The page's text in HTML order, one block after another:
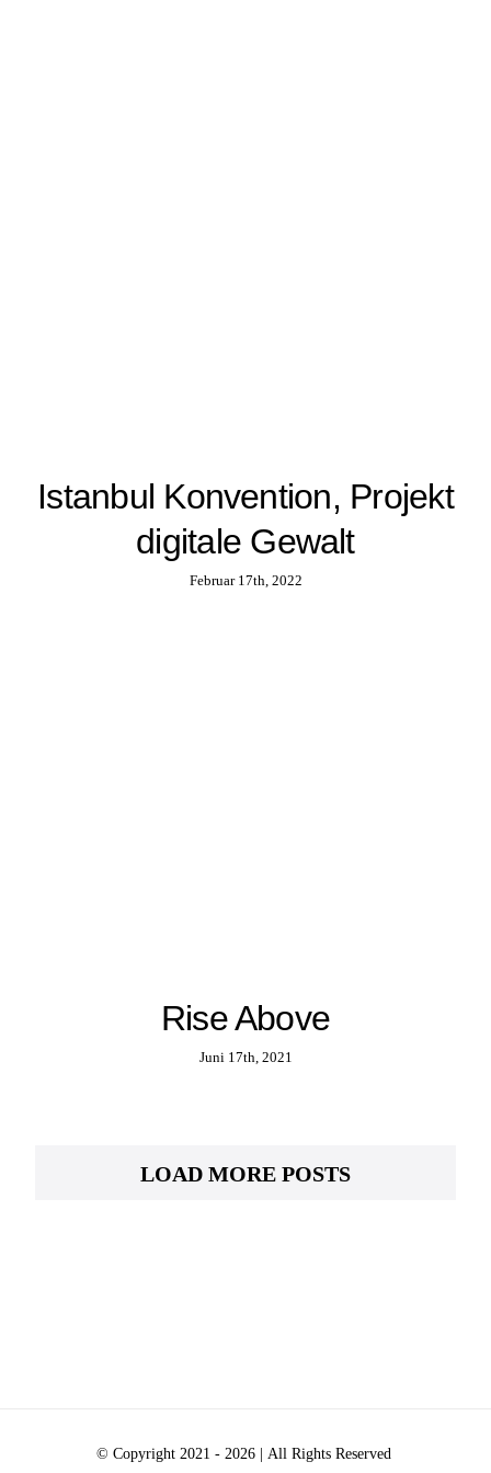
Istanbul Konvention, Projekt
digitale Gewalt
Februar 17th, 2022
Rise Above
Juni 17th, 2021
LOAD MORE POSTS
© Copyright 2021 - 2026 | All Rights Reserved